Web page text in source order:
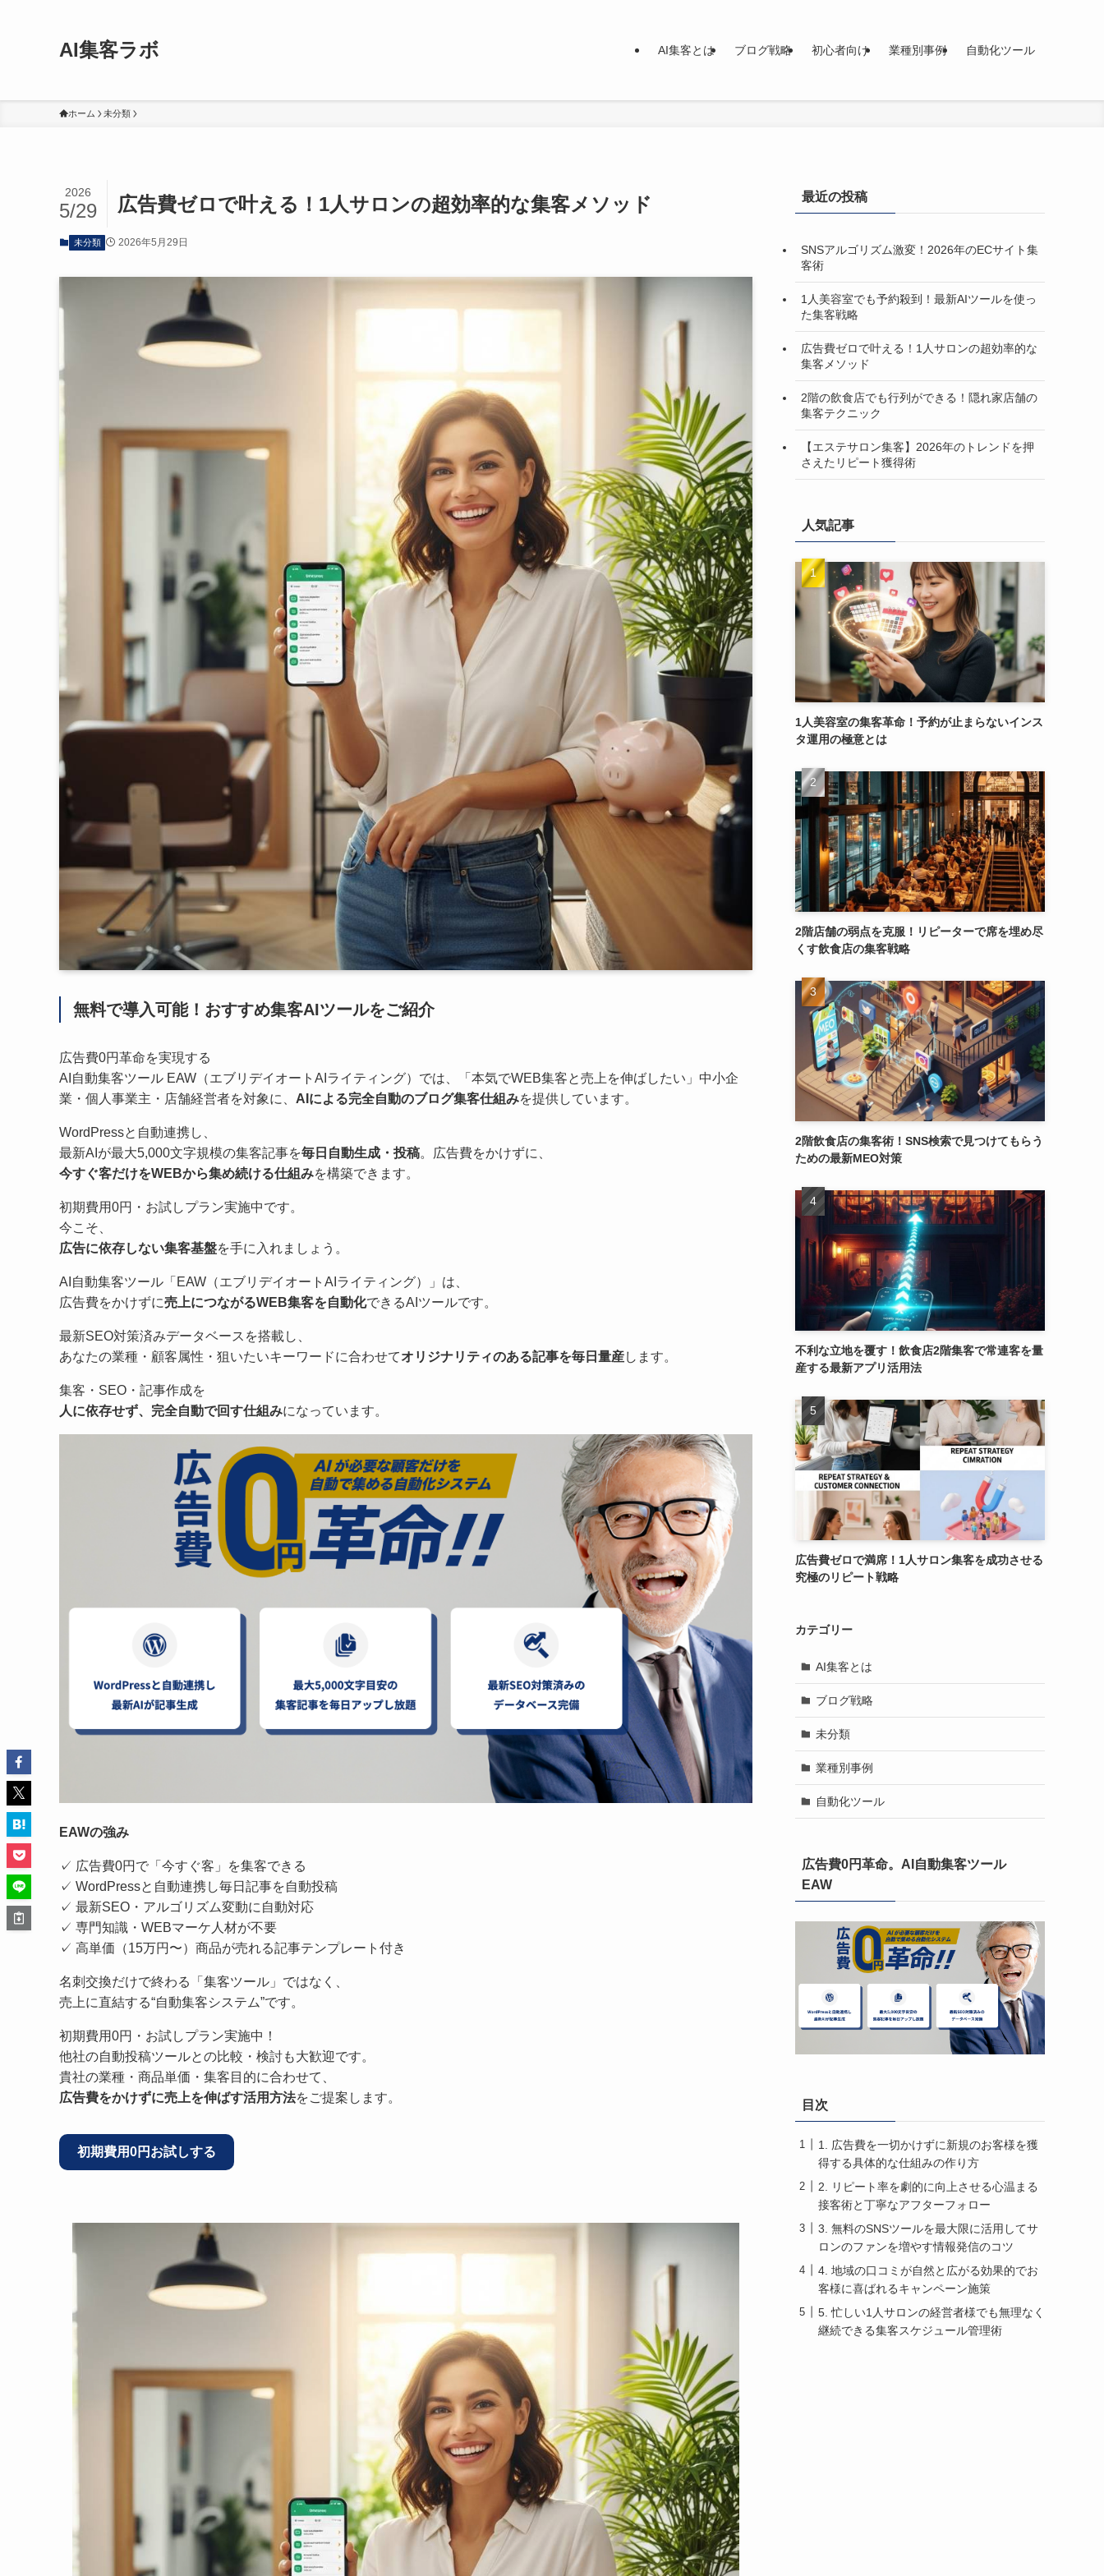
AI集客ラボ AI集客とは ブログ戦略 初心者向け 業種別事例 自動化ツール
ホーム 未分類
広告費ゼロで叶える！1人サロンの超効率的な集客メソッド
2026
5/29
未分類 2026年5月29日
無料で導入可能！おすすめ集客AIツールをご紹介
広告費0円革命を実現する
AI自動集客ツール EAW（エブリデイオートAIライティング）では、「本気でWEB集客と売上を伸ばしたい」中小企
業・個人事業主・店舗経営者を対象に、 AIによる完全自動のブログ集客仕組みを提供しています。
WordPressと自動連携し、
最新AIが最大5,000文字規模の集客記事を毎日自動生成・投稿。広告費をかけずに、
今すぐ客だけをWEBから集め続ける仕組みを構築できます。
初期費用0円・お試しプラン実施中です。
今こそ、
広告に依存しない集客基盤を手に入れましょう。
AI自動集客ツール「EAW（エブリデイオートAIライティング）」は、
広告費をかけずに売上につながるWEB集客を自動化できるAIツールです。
最新SEO対策済みデータベースを搭載し、
あなたの業種・顧客属性・狙いたいキーワードに合わせてオリジナリティのある記事を毎日量産します。
集客・SEO・記事作成を
人に依存せず、完全自動で回す仕組みになっています。
EAWの強み
✓ 広告費0円で「今すぐ客」を集客できる
✓ WordPressと自動連携し毎日記事を自動投稿
✓ 最新SEO・アルゴリズム変動に自動対応
✓ 専門知識・WEBマーケ人材が不要
✓ 高単価（15万円〜）商品が売れる記事テンプレート付き
名刺交換だけで終わる「集客ツール」ではなく、
売上に直結する“自動集客システム”です。
初期費用0円・お試しプラン実施中！
他社の自動投稿ツールとの比較・検討も大歓迎です。
貴社の業種・商品単価・集客目的に合わせて、
広告費をかけずに売上を伸ばす活用方法をご提案します。
初期費用0円お試しする
最近の投稿
SNSアルゴリズム激変！2026年のECサイト集
客術
1人美容室でも予約殺到！最新AIツールを使っ
た集客戦略
広告費ゼロで叶える！1人サロンの超効率的な
集客メソッド
2階の飲食店でも行列ができる！隠れ家店舗の
集客テクニック
【エステサロン集客】2026年のトレンドを押
さえたリピート獲得術
人気記事
1人美容室の集客革命！予約が止まらないインス
タ運用の極意とは
2階店舗の弱点を克服！リピーターで席を埋め尽
くす飲食店の集客戦略
2階飲食店の集客術！SNS検索で見つけてもらう
ための最新MEO対策
不利な立地を覆す！飲食店2階集客で常連客を量
産する最新アプリ活用法
広告費ゼロで満席！1人サロン集客を成功させる
究極のリピート戦略
カテゴリー
AI集客とは
ブログ戦略
未分類
業種別事例
自動化ツール
広告費0円革命。AI自動集客ツール
EAW
目次
1. 広告費を一切かけずに新規のお客様を獲
得する具体的な仕組みの作り方
2. リピート率を劇的に向上させる心温まる
接客術と丁寧なアフターフォロー
3. 無料のSNSツールを最大限に活用してサ
ロンのファンを増やす情報発信のコツ
4. 地域の口コミが自然と広がる効果的でお
客様に喜ばれるキャンペーン施策
5. 忙しい1人サロンの経営者様でも無理なく
継続できる集客スケジュール管理術